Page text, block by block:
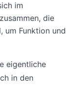
im
die
um Funktion und
eigentliche
in den